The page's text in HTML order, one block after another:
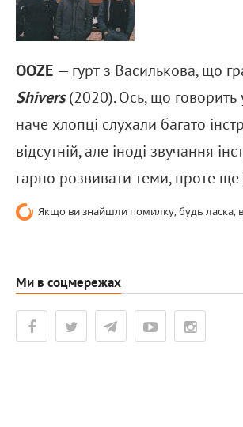
OOZE — гурт з Василькова, що
Shivers (2020). Ось, що говорить
наче хлопці слухали багато
відсутній, але іноді звучання
гарно розвивати теми, проте ще
Якщо ви знайшли помилку, будь ласка,
Ми в соцмережах